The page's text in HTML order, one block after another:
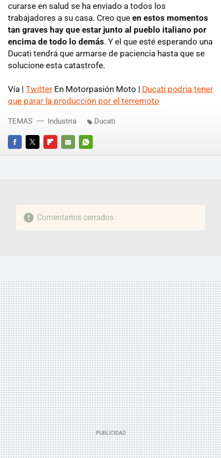
curarse en salud se ha enviado a todos los
trabajadores a su casa. Creo que en estos momentos
tan graves hay que estar junto al pueblo italiano por
encima de todo lo demás. Y el que esté esperando una
Ducati tendrá que armarse de paciencia hasta que se
solucione esta catastrofe.
Vía | Twitter En Motorpasión Moto | Ducati podria tener
que parar la producción por el terremoto
FACEBOOKTWITTERFLIPBOARD
E-
WHATSAPP
TEMAS Industria Ducati
Comentarios cerrados